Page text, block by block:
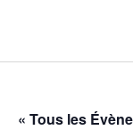
« Tous les